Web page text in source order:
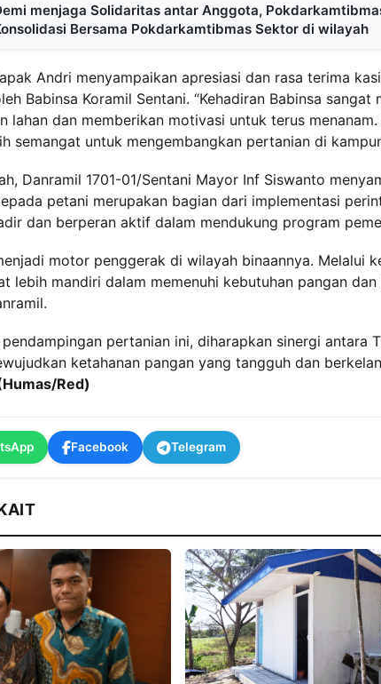
menjaga Solidaritas antar Anggota,
Bersama Pokdarkamtibmas Sektor di wilayah
Andri menyampaikan apresiasi dan rasa terima
Babinsa Koramil Sentani. “Kehadiran Babinsa
lahan dan memberikan motivasi untuk terus
semangat untuk mengembangkan pertanian di
Danramil 1701-01/Sentani Mayor Inf Siswanto
petani merupakan bagian dari implementasi
dan berperan aktif dalam mendukung program
motor penggerak di wilayah binaannya. Melalui
lebih mandiri dalam memenuhi kebutuhan pangan
pertanian ini, diharapkan sinergi antara
ketahanan pangan yang tangguh dan
Red)
Facebook Telegram